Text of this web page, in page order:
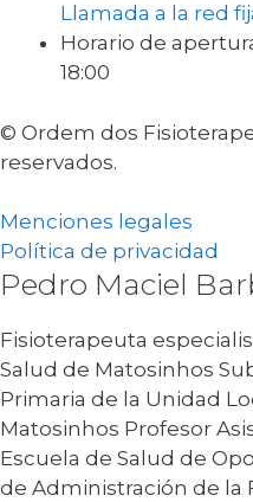
Llamada a la red
Horario de
18:00
© Ordem dos
reservados.
Menciones legales
Política de privacidad
Pedro Maciel
Fisioterapeuta
Salud de Matosinhos
Primaria de la Unidad
Matosinhos Profesor
Escuela de Salud de
de Administración de la